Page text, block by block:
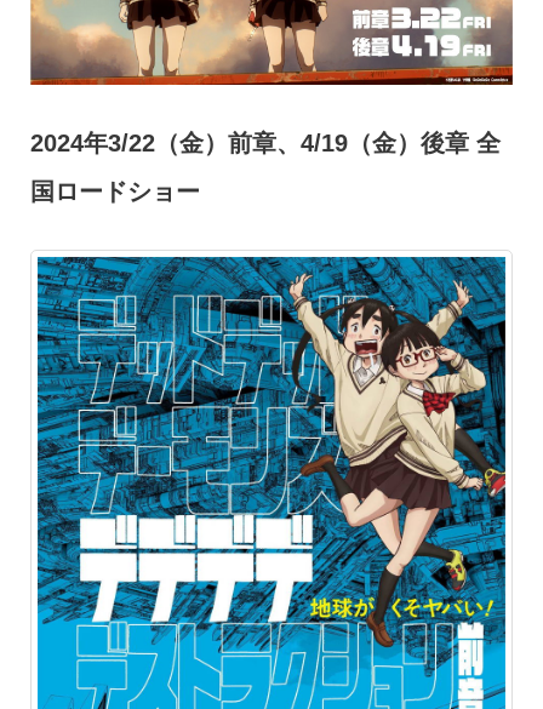
2024年3/22（金）前章、4/19（金）後章 全
国ロードショー